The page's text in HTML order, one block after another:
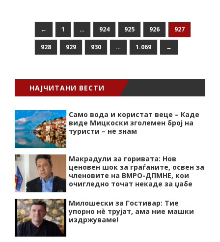
← 1 … 924 925 926 927
928 929 930 … 1.069 →
НАЈЧИТАНИ ВЕСТИ
Само вода и користат веце – Каде
виде Мицкоски зголемен број на
туристи – не знам
Макрадули за горивата: Нов
ценовен шок за граѓаните, освен за
членовите на ВМРО-ДПМНЕ, кои
очигледно точат некаде за џабе
Милошески за Гостивар: Тие
упорно нѐ трујат, ама ние машки
издржуваме!